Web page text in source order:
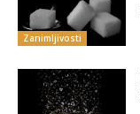
Zanimljivosti